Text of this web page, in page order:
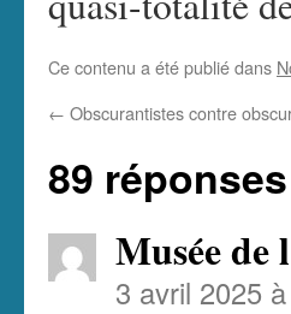
Ce contenu a été publié dans
← Obscurantistes contre
89
Musée
3 avril 2025